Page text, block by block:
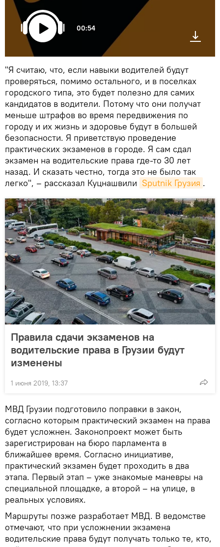
00:54
"Я считаю, что, если навыки водителей будут
проверяться, помимо остального, и в поселках
городского типа, это будет полезно для самих
кандидатов в водители. Потому что они получат
меньше штрафов во время передвижения по
городу и их жизнь и здоровье будут в большей
безопасности. Я приветствую проведение
практических экзаменов в городе. Я сам сдал
экзамен на водительские права где-то 30 лет
назад. И сказать честно, тогда это не было так
легко", – рассказал Куцнашвили Sputnik Грузия .
Правила сдачи экзаменов на
водительские права в Грузии будут
изменены
1 июня 2019, 13:37
МВД Грузии подготовило поправки в закон,
согласно которым практический экзамен на права
будет усложнен. Законопроект может быть
зарегистрирован на бюро парламента в
ближайшее время. Согласно инициативе,
практический экзамен будет проходить в два
этапа. Первый этап – уже знакомые маневры на
специальной площадке, а второй – на улице, в
реальных условиях.
Маршруты позже разработает МВД. В ведомстве
отмечают, что при усложнении экзамена
водительские права будут получать только те, кто,